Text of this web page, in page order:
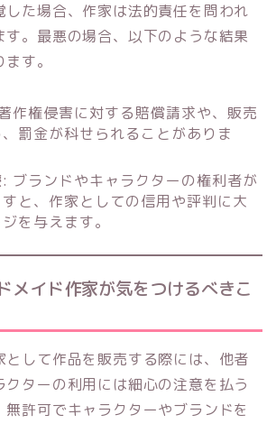
した場合、作家は法的責任を問われ
す。最悪の場合、以下のような結果
す。
作権侵害に対する賠償請求や、販売
罰金が科せられることがありま
: ブランドやキャラクターの権利者が
と、作家としての信用や評判に大
を与えます。
メイド作家が気をつけるべきこ
として作品を販売する際には、他者
クターの利用には細心の注意を払う
無許可でキャラクターやブランドを